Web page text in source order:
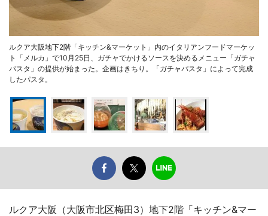
ルクア大阪地下2階「キッチン&マーケット」内のイタリアンフードマーケッ
ト「メルカ」で10月25日、ガチャでかけるソースを決めるメニュー「ガチャ
パスタ」の提供が始まった。企画はきちり。「ガチャパスタ」によって完成
したパスタ。
ルクア大阪（大阪市北区梅田3）地下2階「キッチン&マー